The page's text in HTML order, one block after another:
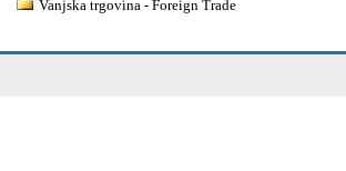
Vanjska trgovina - Foreign Trade